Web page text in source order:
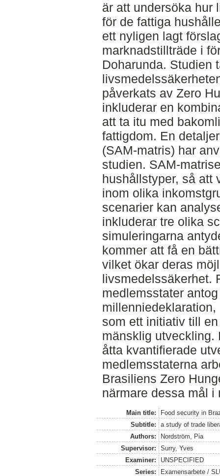
är att undersöka hur
för de fattiga
ett nyligen lagt
marknadstillträde i
Doharunda. Studien
påverkats av Zero
inkluderar en
att ta itu med
fattigdom. En
(SAM-matris) har
studien. SAM-
hushållstyper, så att
inom olika
scenarier kan
inkluderar tre olika
simuleringarna
kommer att få en
vilket ökar deras
livsmedelssäkerhet.
medlemsstater
millenniedeklaration,
som ett initiativ till
mänsklig utveckling.
åtta kvantifierade
medlemsstaterna
Brasiliens Zero
närmare dessa mål
Main title:
Food security in
Subtitle:
a study of trade
Authors:
Nordström, Pia
Supervisor:
Surry, Yves
Examiner:
UNSPECIFIED
Series:
Examensarbete /